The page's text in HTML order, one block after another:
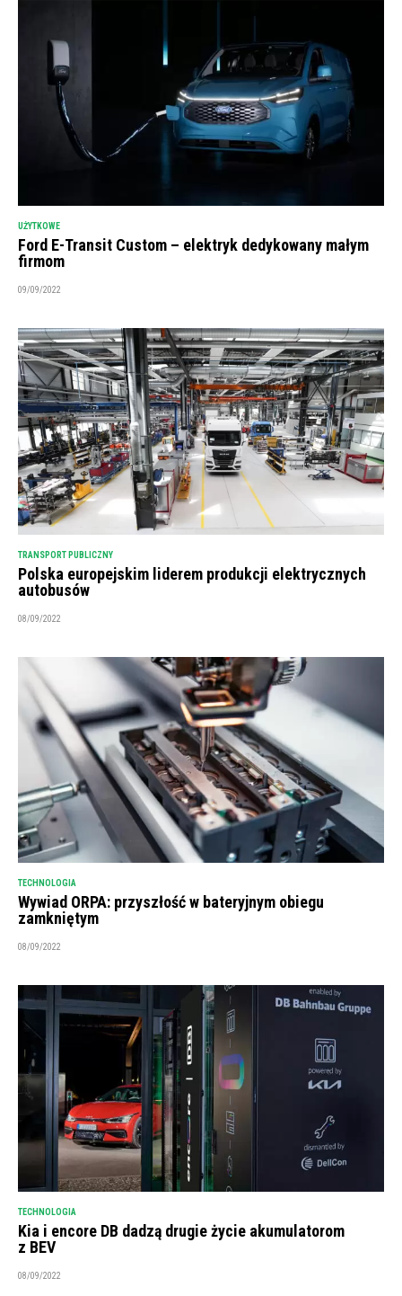
UŻYTKOWE
Ford E-Transit Custom – elektryk dedykowany małym
firmom
09/09/2022
TRANSPORT PUBLICZNY
Polska europejskim liderem produkcji elektrycznych
autobusów
08/09/2022
TECHNOLOGIA
Wywiad ORPA: przyszłość w bateryjnym obiegu
zamkniętym
08/09/2022
TECHNOLOGIA
Kia i encore DB dadzą drugie życie akumulatorom
z BEV
08/09/2022